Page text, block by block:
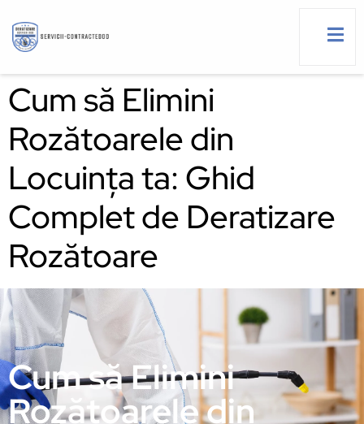
Cum să Elimini
Rozătoarele din
Locuința ta: Ghid
Complet de Deratizare
Rozătoare
Cum să Elimini
Rozătoarele din